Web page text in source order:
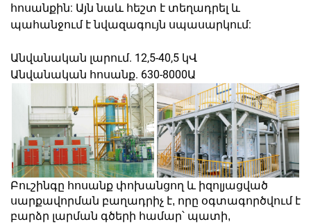
հոսանքին: Այն նաև հեշտ է տեղադրել և
պահանջում է նվազագույն սպասարկում:
Անվանական լարում. 12,5-40,5 կՎ
Անվանական հոսանք. 630-8000Ա
Բուշինգը հոսանք փոխանցող և իզոլյացված
սարքավորման բաղադրիչ է, որը օգտագործվում է
բարձր լարման գծերի համար՝ պատի,